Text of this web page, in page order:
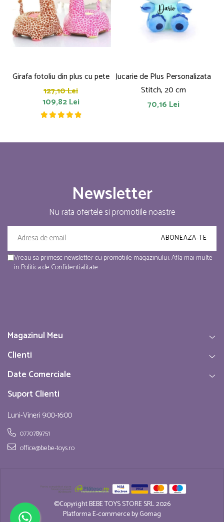
Girafa fotoliu din plus cu pete
127,10 Lei
109,82 Lei
Jucarie de Plus Personalizata
Stitch, 20 cm
70,16 Lei
Newsletter
Nu rata ofertele si promotiile noastre
Vreau sa primesc newsletter cu promotiile magazinului. Afla mai multe
inPolitica de Confidentialitate
Magazinul Meu
Clienti
Date Comerciale
Suport Clienti
Luni-Vineri 9:00-16:00
0770789751
office@bebe-toys.ro
©Copyright BEBE TOYS STORE SRL 2026
Platforma E-commerce by Gomag